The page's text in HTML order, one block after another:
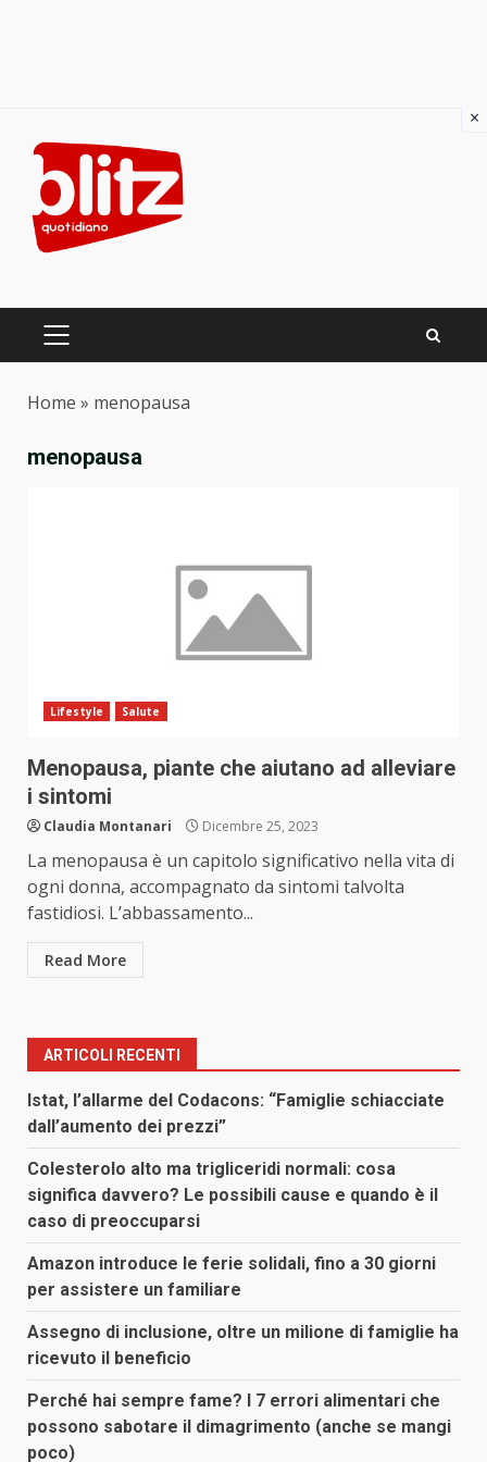
content
PRIMARY
Home » menopausa
menopausa
Lifestyle Salute
Menopausa, piante che aiutano ad alleviare
i sintomi
Claudia Montanari Dicembre 25, 2023
La menopausa è un capitolo significativo nella vita di
ogni donna, accompagnato da sintomi talvolta
fastidiosi. L’abbassamento...
Read More
ARTICOLI RECENTI
Istat, l’allarme del Codacons: “Famiglie schiacciate
dall’aumento dei prezzi”
Colesterolo alto ma trigliceridi normali: cosa
significa davvero? Le possibili cause e quando è il
caso di preoccuparsi
Amazon introduce le ferie solidali, fino a 30 giorni
per assistere un familiare
Assegno di inclusione, oltre un milione di famiglie ha
ricevuto il beneficio
Perché hai sempre fame? I 7 errori alimentari che
possono sabotare il dimagrimento (anche se mangi
poco)
×